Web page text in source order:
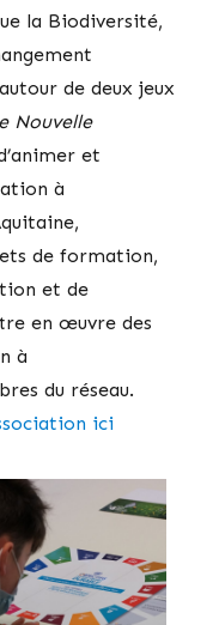
la Biodiversité,
de deux jeux
Nouvelle
et
à
de formation,
et de
en œuvre des
à
du réseau.
ici